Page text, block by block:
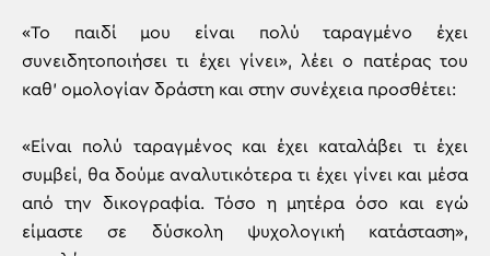
«Το παιδί μου είναι πολύ ταραγμένο έχει
συνειδητοποιήσει τι έχει γίνει», λέει ο πατέρας του
καθ’ ομολογίαν δράστη και στην συνέχεια προσθέτει:
«Είναι πολύ ταραγμένος και έχει καταλάβει τι έχει
συμβεί, θα δούμε αναλυτικότερα τι έχει γίνει και μέσα
από την δικογραφία. Τόσο η μητέρα όσο και εγώ
είμαστε σε δύσκολη ψυχολογική κατάσταση»,